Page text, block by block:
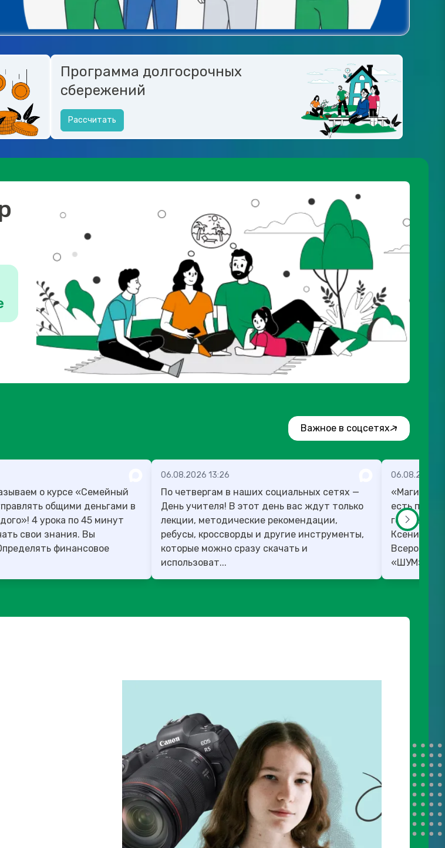
Программа долгосрочных
сбережений
Рассчитать
Важное в соцсетях
о курсе «Семейный
общими деньгами в
4 урока по 45 минут
свои знания. Вы
финансовое
06.08.2026 13:26
По четвергам в наших социальных сетях —
День учителя! В этот день вас ждут только
лекции, методические рекомендации,
ребусы, кроссворды и другие инструменты,
которые можно сразу скачать и
использоват...
06.08.2026
«Магию
есть план,
готовы в
Ксения